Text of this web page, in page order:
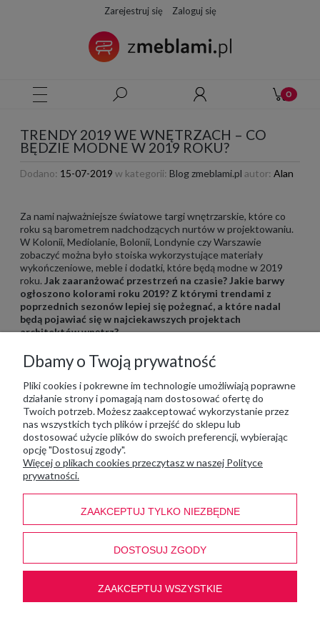
Zarejestruj się Zaloguj się
TRENDY 2019 WE WNĘTRZACH – CO
BĘDZIE MODNE W 2019 ROKU?
Dodano: 15-07-2019 w kategorii: Blog zmeblami.pl autor: Alan
Za nami najważniejsze światowe targi wnętrzarskie, które co
roku są barometrem nadchodzących nurtów w projektowaniu.
W Kolonii, Mediolanie, Bolonii, Londynie czy Warszawie
zobaczyć można było stoiska wykorzystujące materiały
wykończeniowe, meble i dodatki, które będą modne w 2019
roku. Jak zaaranżować przestrzeń na czasie? Jakie barwy
ogłoszono kolorami roku 2019? Z którymi trendami z
poprzednich sezonów lepiej się pożegnać, a które nadal
będą pojawiać się w najciekawszych projektach
architektów wnętrz?
Moje konto
Płatność i dostawa
Informacje
ul. Łąkowa 10, 63-640 Bralin
tel:666 557 551
Dbamy o Twoją prywatność
Pliki cookies i pokrewne im technologie umożliwiają poprawne
działanie strony i pomagają nam dostosować ofertę do
Twoich potrzeb. Możesz zaakceptować wykorzystanie przez
nas wszystkich tych plików i przejść do sklepu lub
dostosować użycie plików do swoich preferencji, wybierając
opcję "Dostosuj zgody".
Więcej o plikach cookies przeczytasz w naszej Polityce
prywatności.
ZAAKCEPTUJ TYLKO NIEZBĘDNE
DOSTOSUJ ZGODY
ZAAKCEPTUJ WSZYSTKIE